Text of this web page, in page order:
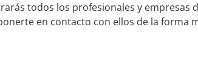
todos los profesionales y
en contacto con ellos de la forma